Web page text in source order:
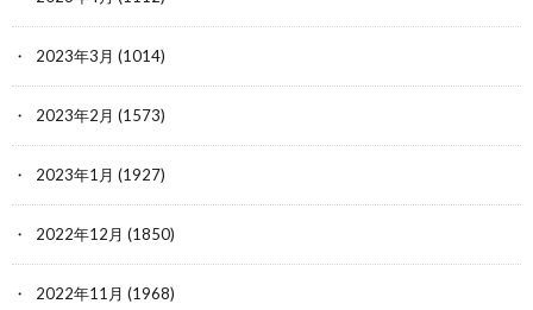
2023年3月 (1014)
2023年2月 (1573)
2023年1月 (1927)
2022年12月 (1850)
2022年11月 (1968)